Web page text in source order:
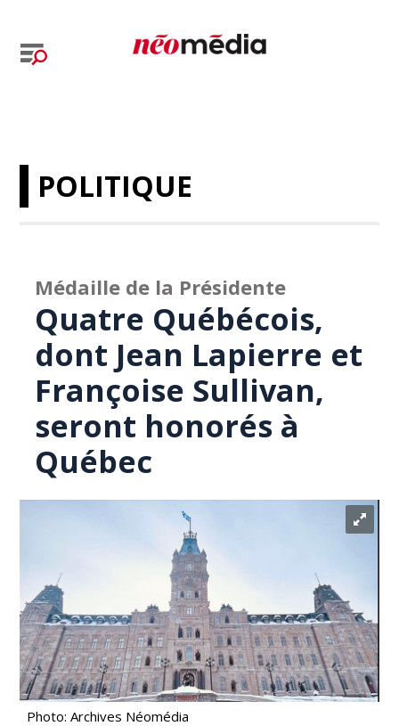
POLITIQUE
Médaille de la Présidente
Quatre Québécois,
dont Jean Lapierre et
Françoise Sullivan,
seront honorés à
Québec
Photo: Archives Néomédia